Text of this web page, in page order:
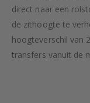
direct naar een
de zithoogte te
hoogteverschil van
transfers vanuit de